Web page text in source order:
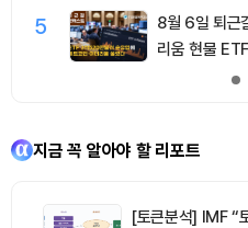
5
8월 6일 퇴근
리움 현물
지금 꼭 알아야 할 리포트
[토큰분석] IMF “